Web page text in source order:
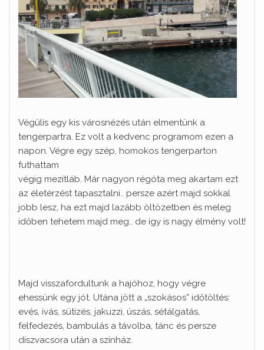
Végülis egy kis városnézés után elmentünk a
tengerpartra. Ez volt a kedvenc programom ezen a
napon. Végre egy szép, homokos tengerparton
futhattam
végig mezítláb. Már nagyon régóta meg akartam ezt
az életérzést tapasztalni.. persze azért majd sokkal
jobb lesz, ha ezt majd lazább öltözetben és meleg
időben tehetem majd meg.. de így is nagy élmény volt!
Majd visszafordultunk a hajóhoz, hogy végre
ehessünk egy jót. Utána jött a „szokásos” időtöltés:
evés, ivás, sütizés, jakuzzi, úszás, sétálgatás,
felfedezés, bambulás a távolba, tánc és persze
díszvacsora után a színház.